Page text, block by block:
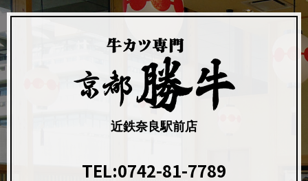
近鉄奈良駅前店
TEL:0742-81-7789